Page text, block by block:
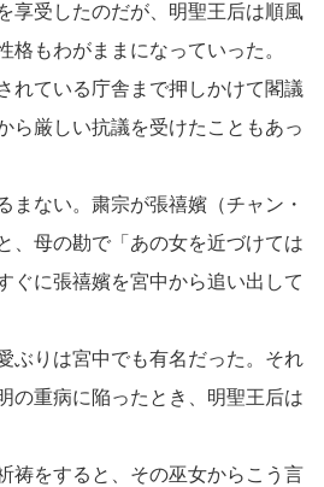
享受したのだが、明聖王后は順風
格もわがままになっていった。
れている庁舎まで押しかけて閣議
ら厳しい抗議を受けたこともあっ
まない。粛宗が張禧嬪（チャン・
、母の勘で「あの女を近づけては
ぐに張禧嬪を宮中から追い出して
ぶりは宮中でも有名だった。それ
の重病に陥ったとき、明聖王后は
祷をすると、その巫女からこう言